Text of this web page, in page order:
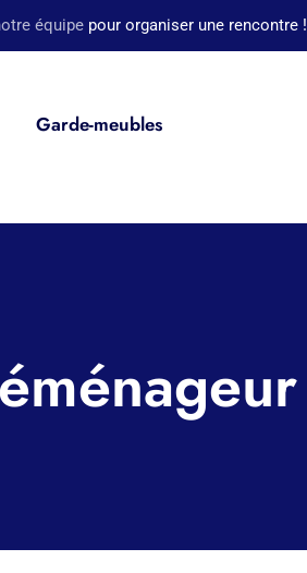
équipe pour organiser une rencontre !
Garde-meubles